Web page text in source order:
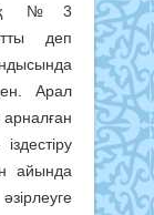
№3
деп
Арал
айында